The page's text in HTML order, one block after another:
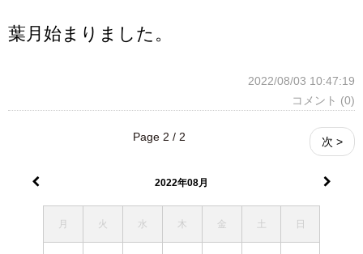
葉月始まりました。
2022/08/03 10:47:19
コメント (0)
次 >
Page 2 / 2
2022年08月
月 火 水 木 金 土 日